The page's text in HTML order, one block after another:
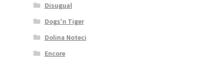
Disugual
Dogs'n Tiger
Dolina Noteci
Encore